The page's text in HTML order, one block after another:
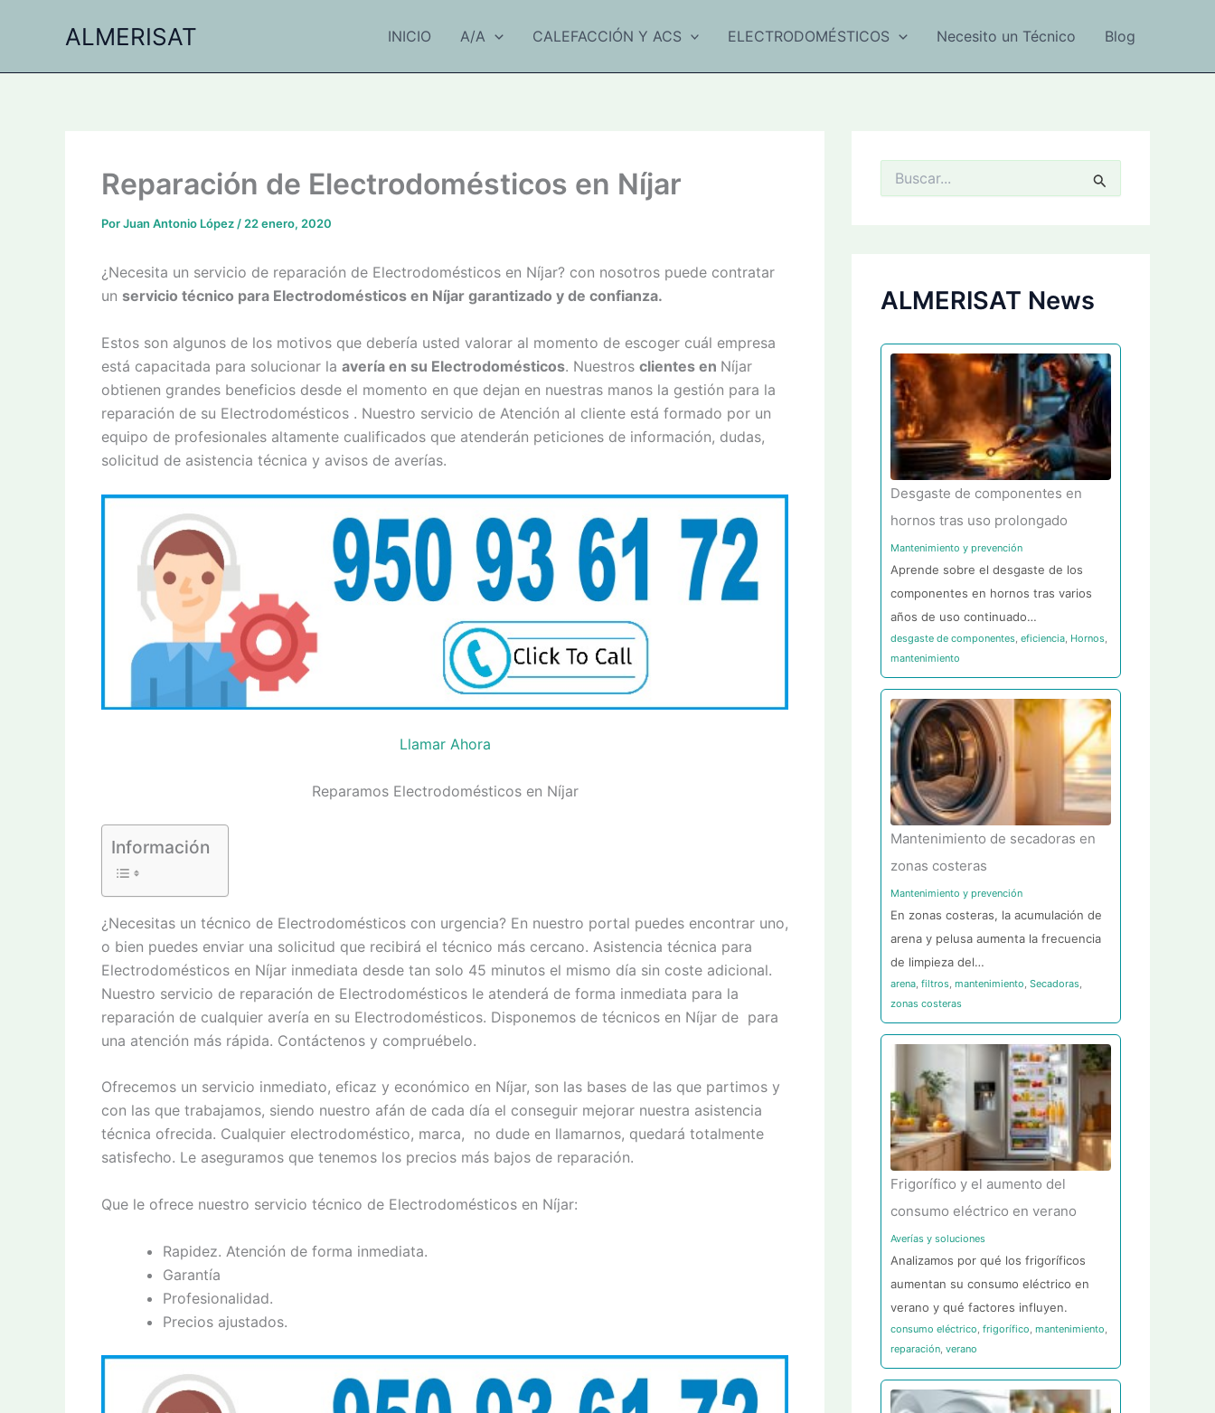
ALMERISAT INICIO A/A CALEFACCIÓN Y ACS ELECTRODOMÉSTICOS Necesito un Técnico Blog
Reparación de Electrodomésticos en Níjar
PorJuan Antonio López / 22 enero, 2020
¿Necesita un servicio de reparación de Electrodomésticos en Níjar? con nosotros puede contratar
un servicio técnico para Electrodomésticos en Níjar garantizado y de confianza.
Estos son algunos de los motivos que debería usted valorar al momento de escoger cuál empresa
está capacitada para solucionar la avería en su Electrodomésticos. Nuestros clientes en Níjar
obtienen grandes beneficios desde el momento en que dejan en nuestras manos la gestión para la
reparación de su Electrodomésticos . Nuestro servicio de Atención al cliente está formado por un
equipo de profesionales altamente cualificados que atenderán peticiones de información, dudas,
solicitud de asistencia técnica y avisos de averías.
Llamar Ahora
Reparamos Electrodomésticos en Níjar
Información
¿Necesitas un técnico de Electrodomésticos con urgencia? En nuestro portal puedes encontrar uno,
o bien puedes enviar una solicitud que recibirá el técnico más cercano. Asistencia técnica para
Electrodomésticos en Níjar inmediata desde tan solo 45 minutos el mismo día sin coste adicional.
Nuestro servicio de reparación de Electrodomésticos le atenderá de forma inmediata para la
reparación de cualquier avería en su Electrodomésticos. Disponemos de técnicos en Níjar de para
una atención más rápida. Contáctenos y compruébelo.
Ofrecemos un servicio inmediato, eficaz y económico en Níjar, son las bases de las que partimos y
con las que trabajamos, siendo nuestro afán de cada día el conseguir mejorar nuestra asistencia
técnica ofrecida. Cualquier electrodoméstico, marca, no dude en llamarnos, quedará totalmente
satisfecho. Le aseguramos que tenemos los precios más bajos de reparación.
Que le ofrece nuestro servicio técnico de Electrodomésticos en Níjar:
Rapidez. Atención de forma inmediata.
Garantía
Profesionalidad.
Precios ajustados.
o
rALMERISAT News
Desgaste de componentes en
hornos tras uso prolongado
Mantenimiento y prevención
Aprende sobre el desgaste de los
componentes en hornos tras varios
años de uso continuado…
desgaste de componentes, eficiencia, Hornos,
mantenimiento
Mantenimiento de secadoras en
zonas costeras
Mantenimiento y prevención
En zonas costeras, la acumulación de
arena y pelusa aumenta la frecuencia
de limpieza del…
arena, filtros, mantenimiento, Secadoras,
zonas costeras
Frigorífico y el aumento del
consumo eléctrico en verano
Averías y soluciones
Analizamos por qué los frigoríficos
aumentan su consumo eléctrico en
verano y qué factores influyen.
consumo eléctrico, frigorífico, mantenimiento,
reparación, verano